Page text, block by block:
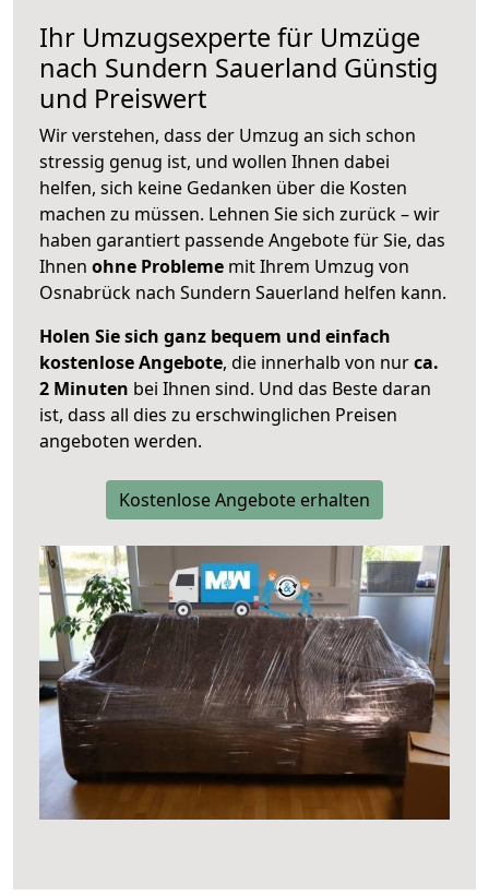
Ihr Umzugsexperte für Umzüge
nach Sundern Sauerland Günstig
und Preiswert
Wir verstehen, dass der Umzug an sich schon
stressig genug ist, und wollen Ihnen dabei
helfen, sich keine Gedanken über die Kosten
machen zu müssen. Lehnen Sie sich zurück – wir
haben garantiert passende Angebote für Sie, das
Ihnen ohne Probleme mit Ihrem Umzug von
Osnabrück nach Sundern Sauerland helfen kann.
Holen Sie sich ganz bequem und einfach
kostenlose Angebote, die innerhalb von nurca.
2 Minuten bei Ihnen sind. Und das Beste daran
ist, dass all dies zu erschwinglichen Preisen
angeboten werden.
Kostenlose Angebote erhalten